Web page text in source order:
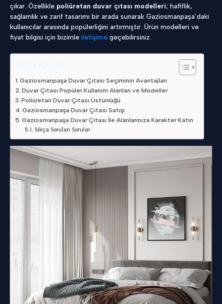
çıkar. Özellikle poliüretan duvar çıtası modelleri; hafiflik,
sağlamlık ve zarif tasarımı bir arada sunarak Gaziosmanpaşa’daki
kullanıcılar arasında popülerliğini artırmıştır. Ürün modelleri ve
fiyat bilgisi için bizimle iletişime geçebilirsiniz.
Gaziosmanpaşa Duvar Çıtası Seçiminin Avantajları
Duvar Çıtası Popüler Kullanım Alanları ve Modeller
Poliüretan Duvar Çıtası Üstünlüğü
Gaziosmanpaşa Duvar Çıtası Satışı
Gaziosmanpaşa Duvar Çıtası İle Alanlarınıza Karakter Katın
Sıkça Sorulan Sorular